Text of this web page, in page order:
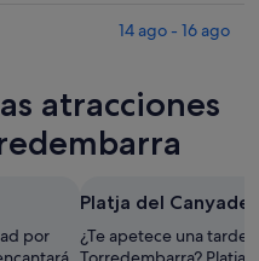
14 ago - 16 ago
atracciones
por
Platja del Canyadell
¿Te apetece una